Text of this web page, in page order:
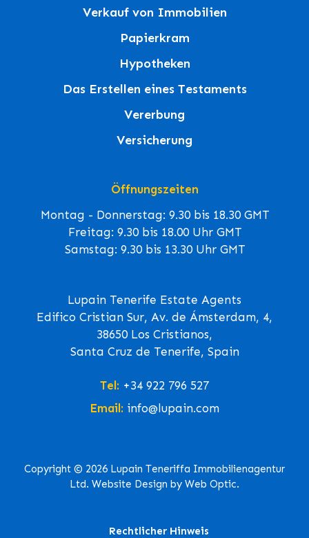
Verkauf von Immobilien
Papierkram
Hypotheken
Das Erstellen eines Testaments
Vererbung
Versicherung
Öffnungszeiten
Montag - Donnerstag: 9.30 bis 18.30 GMT
Freitag: 9.30 bis 18.00 Uhr GMT
Samstag: 9.30 bis 13.30 Uhr GMT
Lupain Tenerife Estate Agents
Edifico Cristian Sur, Av. de Ámsterdam, 4,
38650 Los Cristianos,
Santa Cruz de Tenerife, Spain
Tel: +34 922 796 527
Email: info@lupain.com
Copyright © 2026 Lupain Teneriffa Immobilienagentur
Ltd. Website Design by Web Optic.
Rechtlicher Hinweis